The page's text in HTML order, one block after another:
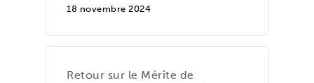
18 novembre 2024
Retour sur le Mérite de